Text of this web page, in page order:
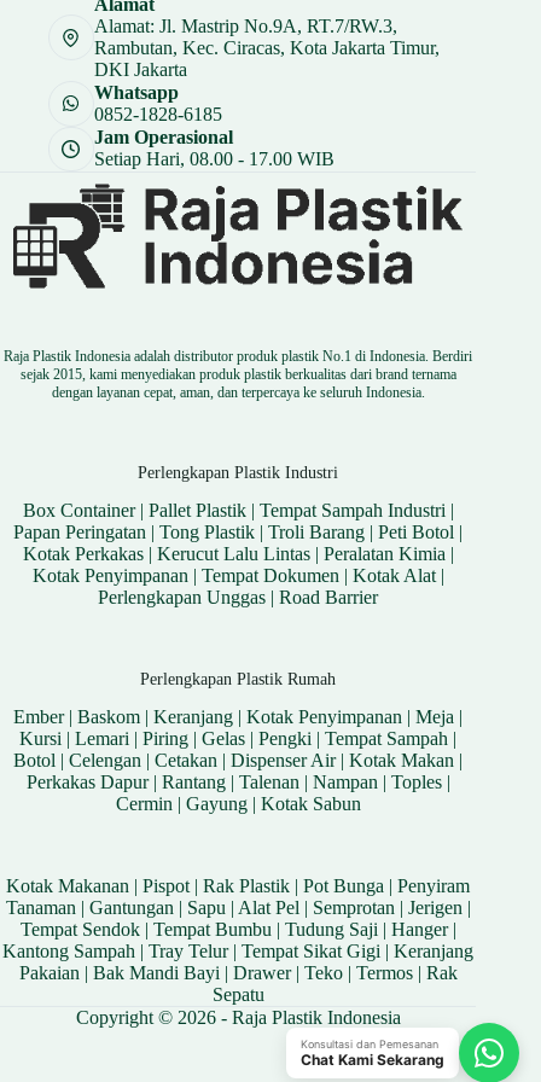
Rp 50.250.
Alamat
Alamat: Jl. Mastrip No.9A, RT.7/RW.3,
Rambutan, Kec. Ciracas, Kota Jakarta Timur,
DKI Jakarta
Whatsapp
0852-1828-6185
Jam Operasional
Setiap Hari, 08.00 - 17.00 WIB
Raja Plastik Indonesia adalah distributor produk plastik No.1 di Indonesia. Berdiri
sejak 2015, kami menyediakan produk plastik berkualitas dari brand ternama
dengan layanan cepat, aman, dan terpercaya ke seluruh Indonesia.
Perlengkapan Plastik Industri
Box Container| Pallet Plastik| Tempat Sampah Industri |
Papan Peringatan |Tong Plastik |Troli Barang |Peti Botol |
Kotak Perkakas| Kerucut Lalu Lintas| Peralatan Kimia |
Kotak Penyimpanan | Tempat Dokumen | Kotak Alat|
Perlengkapan Unggas |Road Barrier
Perlengkapan Plastik Rumah
Ember|Baskom |Keranjang |Kotak Penyimpanan |Meja |
Kursi |Lemari |Piring |Gelas |Pengki |Tempat Sampah |
Botol |Celengan |Cetakan |Dispenser Air|Kotak Makan |
Perkakas Dapur| Rantang| Talenan| Nampan| Toples|
Cermin| Gayung| Kotak Sabun
Kotak Makanan |Pispot|Rak Plastik |Pot Bunga |Penyiram
Tanaman| Gantungan| Sapu| Alat Pel| Semprotan| Jerigen|
Tempat Sendok| Tempat Bumbu| Tudung Saji| Hanger|
Kantong Sampah |Tray Telur|Tempat Sikat Gigi |Keranjang
Pakaian| Bak Mandi Bayi| Drawer| Teko| Termos| Rak
Sepatu
Copyright © 2026 - Raja Plastik Indonesia
Konsultasi dan Pemesanan
Chat Kami Sekarang